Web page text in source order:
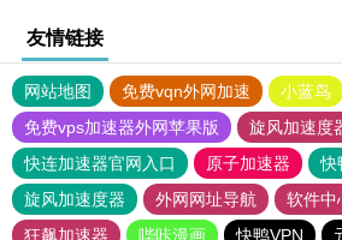
友情链接
网站地图 免费vqn外网加速
小蓝鸟
免费vps加速器外网苹果版
旋风加速度
快连加速器官网入口
原子加速器
快
旋风加速度器
外网网址导航 软件中
狂飙加速器
哔咔漫画 快鸭VPN